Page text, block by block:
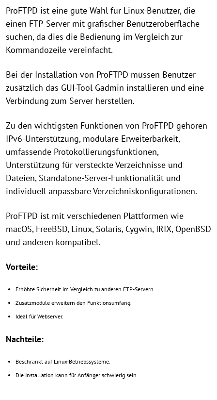
ProFTPD ist eine gute Wahl für Linux-Benutzer, die
einen FTP-Server mit grafischer Benutzeroberfläche
suchen, da dies die Bedienung im Vergleich zur
Kommandozeile vereinfacht.
Bei der Installation von ProFTPD müssen Benutzer
zusätzlich das GUI-Tool Gadmin installieren und eine
Verbindung zum Server herstellen.
Zu den wichtigsten Funktionen von ProFTPD gehören
IPv6-Unterstützung, modulare Erweiterbarkeit,
umfassende Protokollierungsfunktionen,
Unterstützung für versteckte Verzeichnisse und
Dateien, Standalone-Server-Funktionalität und
individuell anpassbare Verzeichniskonfigurationen.
ProFTPD ist mit verschiedenen Plattformen wie
macOS, FreeBSD, Linux, Solaris, Cygwin, IRIX, OpenBSD
und anderen kompatibel.
Vorteile:
Erhöhte Sicherheit im Vergleich zu anderen FTP-Servern.
Zusatzmodule erweitern den Funktionsumfang.
Ideal für Webserver.
Nachteile:
Beschränkt auf Linux-Betriebssysteme.
Die Installation kann für Anfänger schwierig sein.